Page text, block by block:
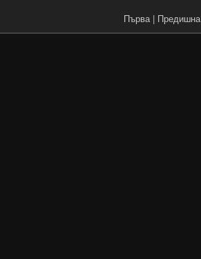
Първа| Предишна|